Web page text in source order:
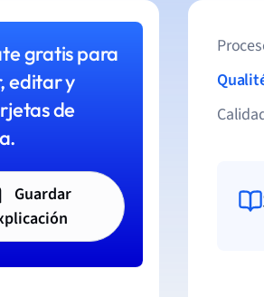
gratis para
editar y
de
Guardar